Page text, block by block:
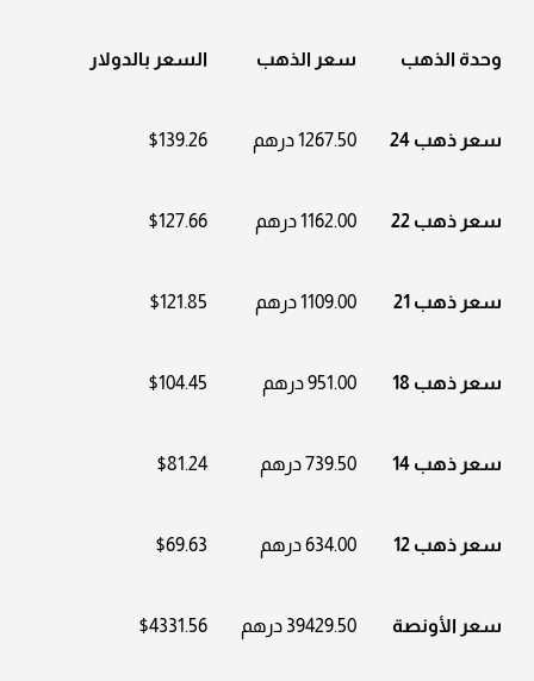
وحدة الذهب سعر الذهب السعر بالدولار
سعر ذهب 24 1267.50 درهم $139.26
سعر ذهب 22 1162.00 درهم $127.66
سعر ذهب 21 1109.00 درهم $121.85
سعر ذهب 18 951.00 درهم $104.45
سعر ذهب 14 739.50 درهم $81.24
سعر ذهب 12 634.00 درهم $69.63
سعر الأونصة 39429.50 درهم $4331.56